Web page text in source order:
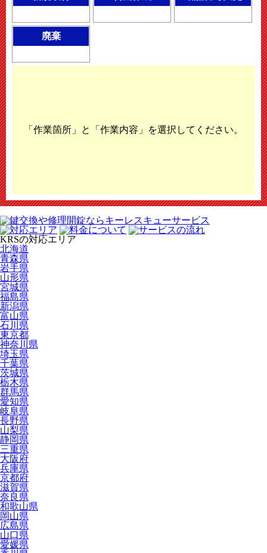
廃棄
「作業箇所」と「作業内容」を選択してください。
KRSの対応エリア
北海道
青森県
岩手県
山形県
宮城県
福島県
新潟県
富山県
石川県
東京都
神奈川県
埼玉県
千葉県
茨城県
栃木県
群馬県
愛知県
岐阜県
長野県
山梨県
静岡県
三重県
大阪府
兵庫県
京都府
滋賀県
奈良県
和歌山県
岡山県
広島県
山口県
愛媛県